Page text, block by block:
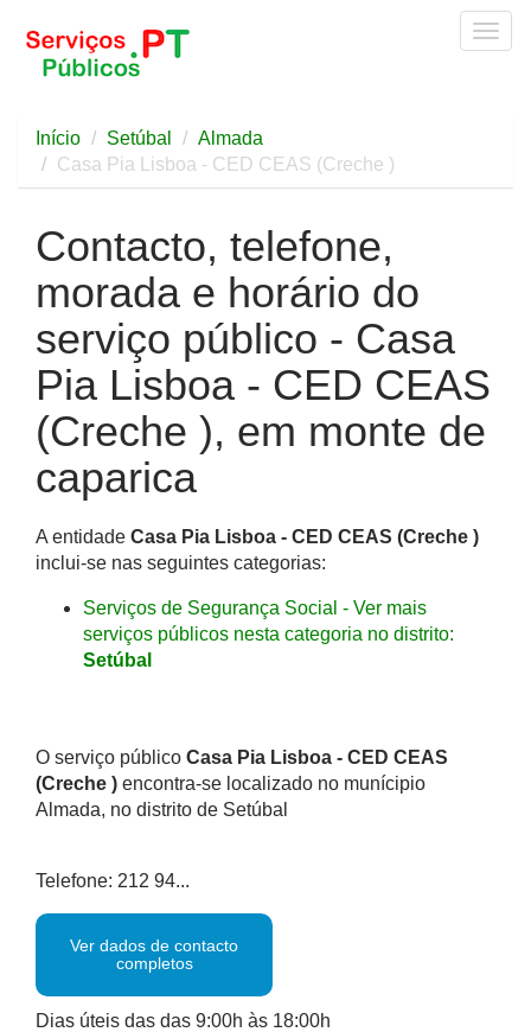
Início Setúbal
Almada
Casa Pia Lisboa - CED CEAS (Creche )
Contacto, telefone,
morada e horário do
serviço público - Casa
Pia Lisboa - CED CEAS
(Creche ), em monte de
caparica
A entidade Casa Pia Lisboa - CED CEAS (Creche )
inclui-se nas seguintes categorias:
Serviços de Segurança Social - Ver mais
serviços públicos nesta categoria no distrito:
Setúbal
O serviço público Casa Pia Lisboa - CED CEAS
(Creche ) encontra-se localizado no munícipio
Almada, no distrito de Setúbal
Telefone: 212 94...
Ver dados de contacto
completos
Dias úteis das das 9:00h às 18:00h